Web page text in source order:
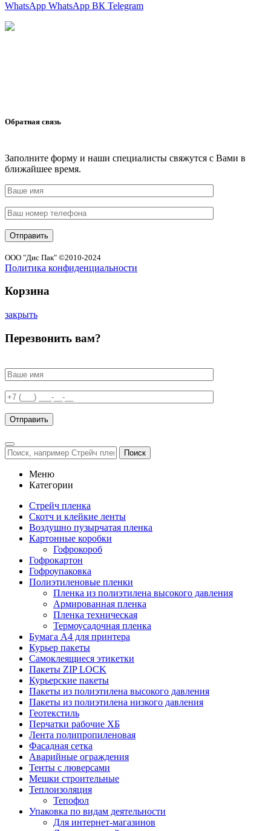
WhatsApp WhatsApp ВК Telegram
Обратная связь
Заполните форму и наши специалисты свяжутся с Вами в
ближайшее время.
ООО "Дис Пак" ©2010-2024
Политика конфиденциальности
Корзина
закрыть
Перезвонить вам?
Поиск
Меню
Категории
Стрейч пленка
Скотч и клейкие ленты
Воздушно пузырчатая пленка
Картонные коробки
Гофрокороб
Гофрокартон
Гофроупаковка
Полиэтиленовые пленки
Пленка из полиэтилена высокого давления
Армированная пленка
Пленка техническая
Термоусадочная пленка
Бумага А4 для принтера
Курьер пакеты
Самоклеящиеся этикетки
Пакеты ZIP LOCK
Курьерские пакеты
Пакеты из полиэтилена высокого давления
Пакеты из полиэтилена низкого давления
Геотекстиль
Перчатки рабочие ХБ
Лента полипропиленовая
Фасадная сетка
Аварийные ограждения
Тенты с люверсами
Мешки строительные
Теплоизоляция
Тепофол
Упаковка по видам деятельности
Для интернет-магазинов